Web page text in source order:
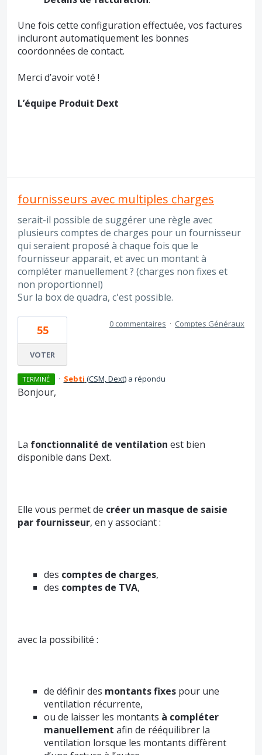
Une fois cette configuration effectuée, vos factures
incluront automatiquement les bonnes
coordonnées de contact.
Merci d’avoir voté !
L’équipe Produit Dext
fournisseurs avec multiples charges
serait-il possible de suggérer une règle avec
plusieurs comptes de charges pour un fournisseur
qui seraient proposé à chaque fois que le
fournisseur apparait, et avec un montant à
compléter manuellement ? (charges non fixes et
non proportionnel)
Sur la box de quadra, c'est possible.
55
VOTER
0 commentaires · Comptes Généraux
TERMINÉ · Sebti (CSM, Dext)a répondu
Bonjour,
La fonctionnalité de ventilation est bien
disponible dans Dext.
Elle vous permet de créer un masque de saisie
par fournisseur, en y associant :
des comptes de charges,
des comptes de TVA,
avec la possibilité :
de définir des montants fixespour une
ventilation récurrente,
ou de laisser les montants à compléter
manuellement afin de rééquilibrer la
ventilation lorsque les montants diffèrent